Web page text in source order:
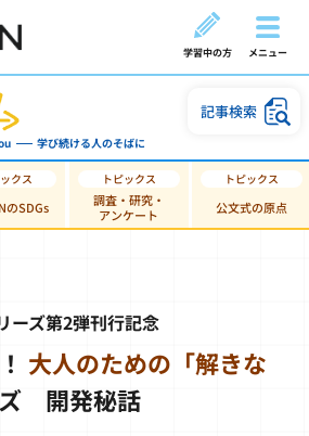
学習中の方 メニュー
学び続ける人のそばに
記事検索
のSDGs
調査・研究・
アンケート
公文式の原点
ーズ第2弾刊行記念
大人のための「解きな
開発秘話